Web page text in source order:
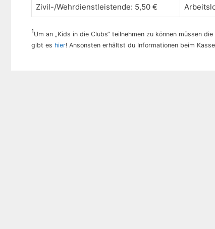
Zivil-/Wehrdienstleistende: 5,50 €
1Um an „Kids in die Clubs“ teilnehmen zu können müssen
gibt es hier! Ansonsten erhältst du Informationen beim